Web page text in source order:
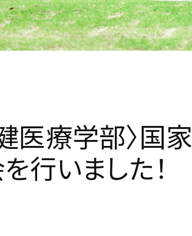
医療学部〉国家
を行いました！